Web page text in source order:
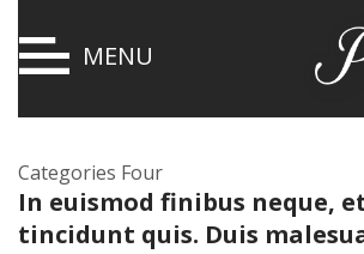
MENU
Categories Four
In euismod finibus neque,
tincidunt quis. Duis